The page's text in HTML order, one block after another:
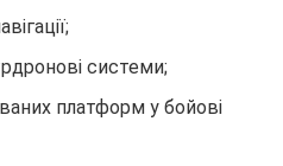
системи;
платформ у бойові